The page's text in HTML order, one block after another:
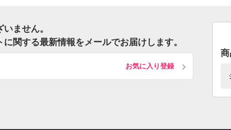
ません。
関する最新情報をメールでお届けします。
お気に入り登録